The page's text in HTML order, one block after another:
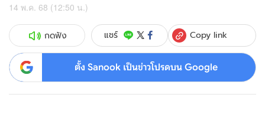
14 พ.ค. 68 (12:50 น.)
กดฟัง แชร์ Copy link
ตั้ง Sanook เป็นข่าวโปรดบน Google